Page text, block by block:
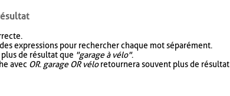
expressions pour rechercher chaque mot séparément.
de résultat que "garage à vélo".
avec OR. garage OR véloretournera souvent plus de résultat